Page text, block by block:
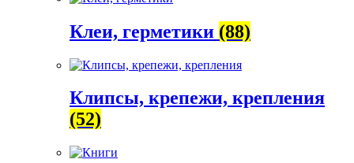
Клеи, герметики (88)
Клипсы, крепежи, крепления
(52)